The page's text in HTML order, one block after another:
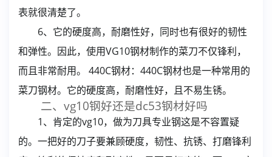
表就很清楚了。
6、它的硬度高，耐磨性好，同时也有很好的韧性
和弹性。因此，使用VG10钢材制作的菜刀不仅锋利，
而且非常耐用。 440C钢材：440C钢材也是一种常用的
菜刀钢材。它的硬度高，耐磨性好，且不易生锈。
二、vg10钢好还是dc53钢材好吗
1、肯定的vg10，做为刀具专业钢这是不容置疑
的。一把好的刀子要兼顾硬度，韧性、抗锈、打磨锋利